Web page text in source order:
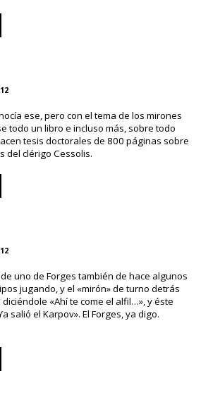
ese, pero con el tema de los mirones
todo un libro e incluso más, sobre todo
tesis doctorales de 800 páginas sobre
del clérigo Cessolis.
uno de Forges también de hace algunos
jugando, y el «mirón» de turno detrás
«Ahí te come el alfil…», y éste
salió el Karpov». El Forges, ya digo.